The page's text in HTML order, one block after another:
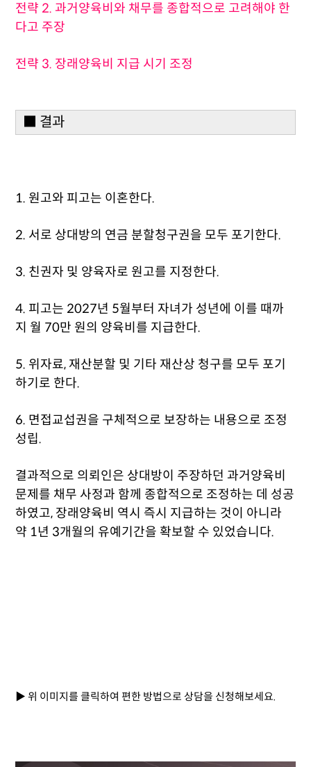
전략 2. 과거양육비와 채무를 종합적으로 고려해야 한
다고 주장
전략 3. 장래양육비 지급 시기 조정
■ 결과
1. 원고와 피고는 이혼한다.
2. 서로 상대방의 연금 분할청구권을 모두 포기한다.
3. 친권자 및 양육자로 원고를 지정한다.
4. 피고는 2027년 5월부터 자녀가 성년에 이를 때까
지 월 70만 원의 양육비를 지급한다.
5. 위자료, 재산분할 및 기타 재산상 청구를 모두 포기
하기로 한다.
6. 면접교섭권을 구체적으로 보장하는 내용으로 조정
성립.
결과적으로 의뢰인은 상대방이 주장하던 과거양육비
문제를 채무 사정과 함께 종합적으로 조정하는 데 성공
하였고, 장래양육비 역시 즉시 지급하는 것이 아니라
약 1년 3개월의 유예기간을 확보할 수 있었습니다.
▶ 위 이미지를 클릭하여 편한 방법으로 상담을 신청해보세요.